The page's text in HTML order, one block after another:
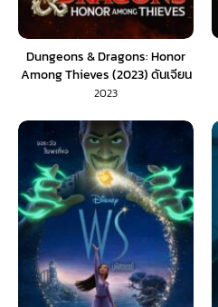
Dungeons & Dragons: Honor
Among Thieves (2023) ดันเจียน
ส์ & ดรากอนส์: เกียรติยศในหมู่โจร
2023